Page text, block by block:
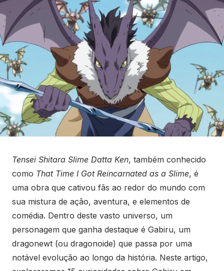
Tensei Shitara Slime Datta Ken, também conhecido
como That Time I Got Reincarnated as a Slime, é
uma obra que cativou fãs ao redor do mundo com
sua mistura de ação, aventura, e elementos de
comédia. Dentro deste vasto universo, um
personagem que ganha destaque é Gabiru, um
dragonewt (ou dragonoide) que passa por uma
notável evolução ao longo da história. Neste artigo,